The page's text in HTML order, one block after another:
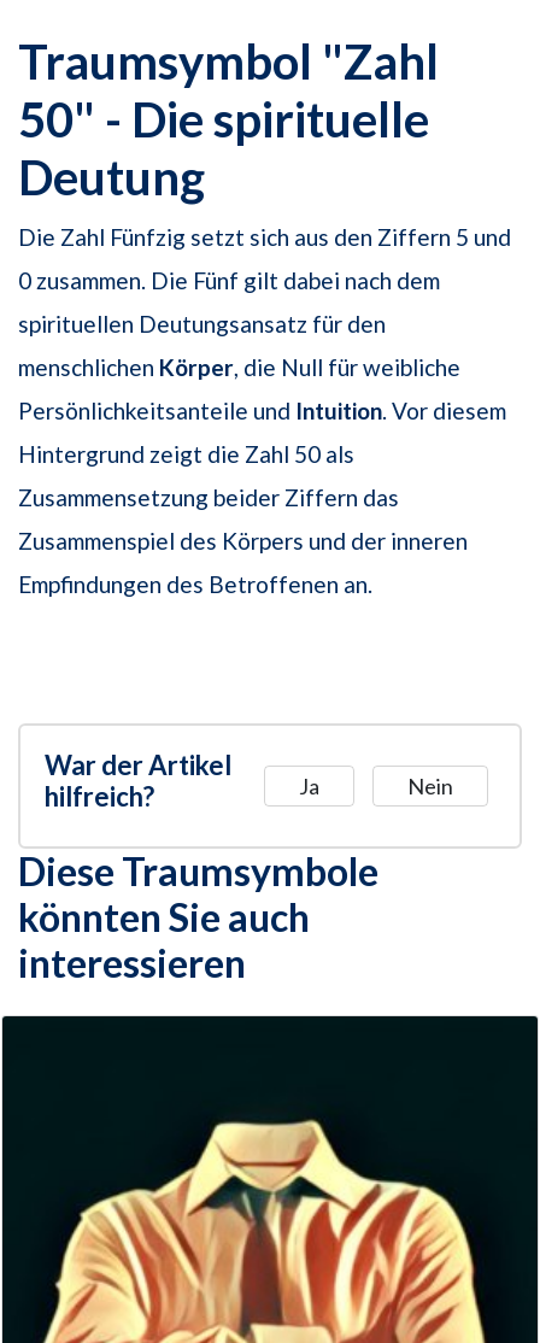
Traumsymbol "Zahl
50" - Die spirituelle
Deutung
Die Zahl Fünfzig setzt sich aus den Ziffern 5 und
0 zusammen. Die Fünf gilt dabei nach dem
spirituellen Deutungsansatz für den
menschlichen Körper, die Null für weibliche
Persönlichkeitsanteile und Intuition. Vor diesem
Hintergrund zeigt die Zahl 50 als
Zusammensetzung beider Ziffern das
Zusammenspiel des Körpers und der inneren
Empfindungen des Betroffenen an.
War der Artikel
hilfreich?
Ja Nein
Diese Traumsymbole
könnten Sie auch
interessieren